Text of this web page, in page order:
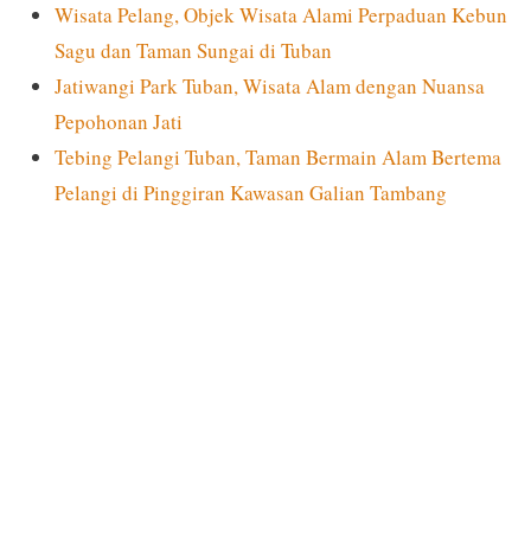
Wisata Pelang, Objek Wisata Alami Perpaduan Kebun
Sagu dan Taman Sungai di Tuban
Jatiwangi Park Tuban, Wisata Alam dengan Nuansa
Pepohonan Jati
Tebing Pelangi Tuban, Taman Bermain Alam Bertema
Pelangi di Pinggiran Kawasan Galian Tambang